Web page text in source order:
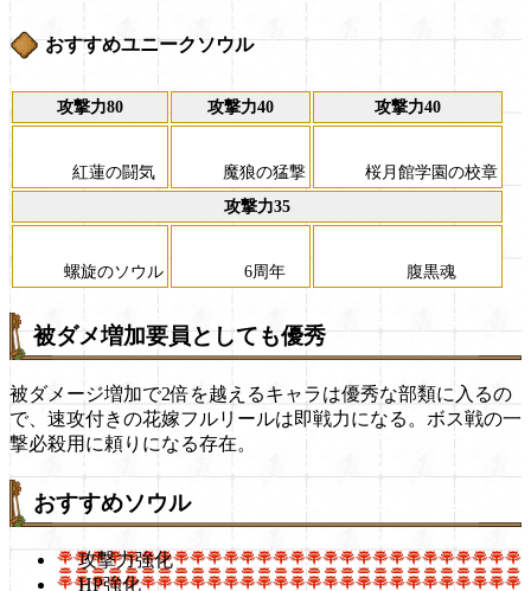
おすすめユニークソウル
攻撃力80 攻撃力40 攻撃力40
紅蓮の闘気 魔狼の猛撃
桜月館学園の校章
攻撃力35
螺旋のソウル 6周年 腹黒魂
被ダメ増加要員としても優秀
被ダメージ増加で2倍を越えるキャラは優秀な部類に入るの
で、速攻付きの花嫁フルリールは即戦力になる。ボス戦の一
撃必殺用に頼りになる存在。
おすすめソウル
攻撃力強化
HP強化